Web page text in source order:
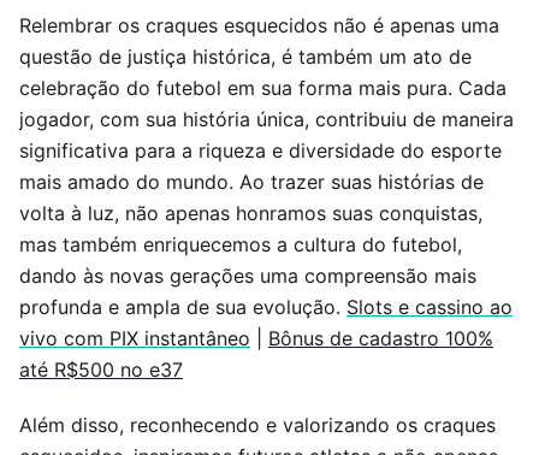
Relembrar os craques esquecidos não é apenas uma
questão de justiça histórica, é também um ato de
celebração do futebol em sua forma mais pura. Cada
jogador, com sua história única, contribuiu de maneira
significativa para a riqueza e diversidade do esporte
mais amado do mundo. Ao trazer suas histórias de
volta à luz, não apenas honramos suas conquistas,
mas também enriquecemos a cultura do futebol,
dando às novas gerações uma compreensão mais
profunda e ampla de sua evolução. Slots e cassino ao
vivo com PIX instantâneo
Bônus de cadastro 100%
até R$500 no e37
Além disso, reconhecendo e valorizando os craques